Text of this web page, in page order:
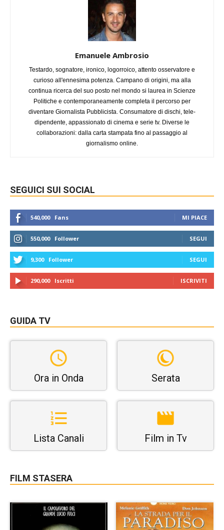
Emanuele Ambrosio
Testardo, sognatore, ironico, logorroico, attento osservatore e
curioso all'ennesima potenza. Campano di origini, ma alla
continua ricerca del suo posto nel mondo si laurea in Scienze
Politiche e contemporaneamente completa il percorso per
diventare Giornalista Pubblicista. Consumatore di dischi, tele-
dipendente, appassionato di cinema e serie tv. Diverse le
collaborazioni: dalla carta stampata fino al passaggio al
giornalismo online.
SEGUICI SUI SOCIAL
540,000 Fans MI PIACE
550,000 Follower SEGUI
9,300 Follower SEGUI
290,000 Iscritti ISCRIVITI
GUIDA TV
Ora in Onda Serata
Lista Canali Film in Tv
FILM STASERA